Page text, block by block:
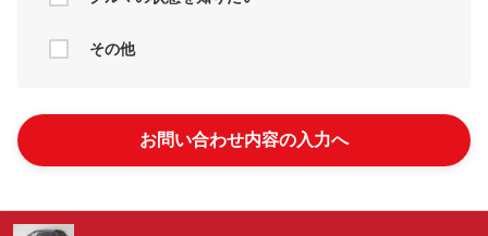
その他
お問い合わせ内容の入力へ